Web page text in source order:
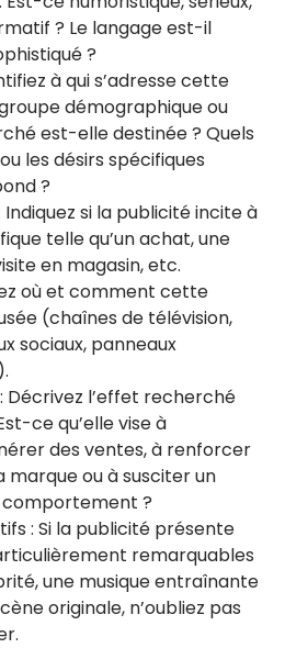
? Le langage est-il
?
à qui s’adresse cette
démographique ou
est-elle destinée ? Quels
les désirs spécifiques
?
Indiquez si la publicité incite à
telle qu’un achat, une
en magasin, etc.
où et comment cette
(chaînes de télévision,
sociaux, panneaux
l’effet recherché
ce qu’elle vise à
des ventes, à renforcer
marque ou à susciter un
?
: Si la publicité présente
remarquables
une musique entraînante
originale, n’oubliez pas